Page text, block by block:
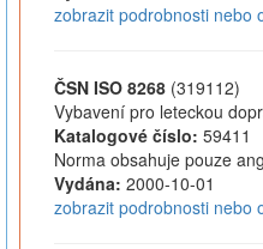
zobrazit podrobnosti nebo
ČSN ISO 8268(319112)
Vybavení pro leteckou
Katalogové číslo: 59411
Norma obsahuje pouze
Vydána: 2000-10-01
zobrazit podrobnosti nebo